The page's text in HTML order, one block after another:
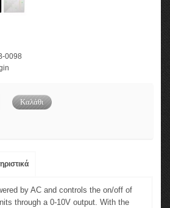
0098
by AC and controls the on/off of
through a 0-10V output. With the